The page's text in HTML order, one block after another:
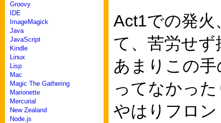
Groovy
IDE
ImageMagick
Java
JavaScript
Kindle
Linux
Lisp
Mac
Magic The Gathering
Marionette
Mercurial
New Zealand
Node.js
Act1での発
て、苦労せ
あまりこの
ってなかっ
やはりフロ